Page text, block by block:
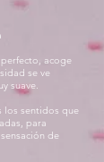
acoge
se ve
suave.
los sentidos que
para
de